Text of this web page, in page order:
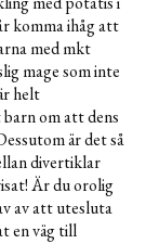
komma ihåg att
med mkt
mage som inte
helt
om att dens
är det så
divertiklar
Är du orolig
av att utesluta
en väg till